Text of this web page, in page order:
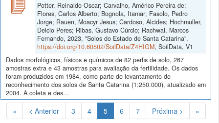
Potter, Reinaldo Oscar; Carvalho, Américo Pereira de;
Flores, Carlos Alberto; Bognola, Itamar; Fasolo, Pedro
Jorge; Rauen, Moacyr Jesus; Cardoso, Alcides; Hochmuller,
Delcio Peres; Ribas, Gustavo Cúrcio; Rachwal, Marcos
Fernando, 2023, "Solos do Estado de Santa Catarina",
https://doi.org/10.60502/SoilData/Z4HIGM, SoilData, V1
Dados morfológicos, físicos e químicos de 82 perfis de solo, 267
amostras extra e 43 amostras para avaliação da fertilidade. Os dados
foram produzidos em 1984, como parte do levantamento de
reconhecimento dos solos de Santa Catarina (1:250.000), atualizado em
2004. A coleta e des...
« < Anterior 3 4 5(Atual)
6 7 Próxima > »